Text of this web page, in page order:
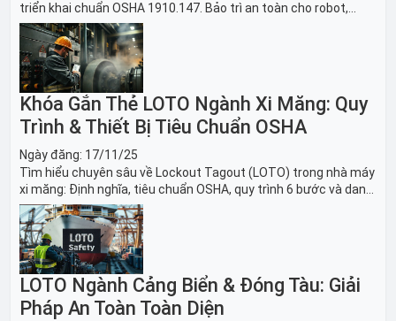
triển khai chuẩn OSHA 1910.147. Bảo trì an toàn cho robot,
băng tải sản xuất ô tô và dây chuyền lắp ráp xe hơi.
Khóa Gắn Thẻ LOTO Ngành Xi Măng: Quy
Trình & Thiết Bị Tiêu Chuẩn OSHA
Ngày đăng: 17/11/25
Tìm hiểu chuyên sâu về Lockout Tagout (LOTO) trong nhà máy
xi măng: Định nghĩa, tiêu chuẩn OSHA, quy trình 6 bước và danh
sách thiết bị LOTO thiết yếu. Giải pháp bảo trì lò nung, máy
nghiền an toàn.
LOTO Ngành Cảng Biển & Đóng Tàu: Giải
Pháp An Toàn Toàn Diện